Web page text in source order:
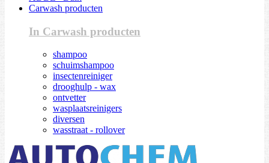
Carwash producten
In Carwash producten
shampoo
schuimshampoo
insectenreiniger
drooghulp - wax
ontvetter
wasplaatsreinigers
diversen
wasstraat - rollover